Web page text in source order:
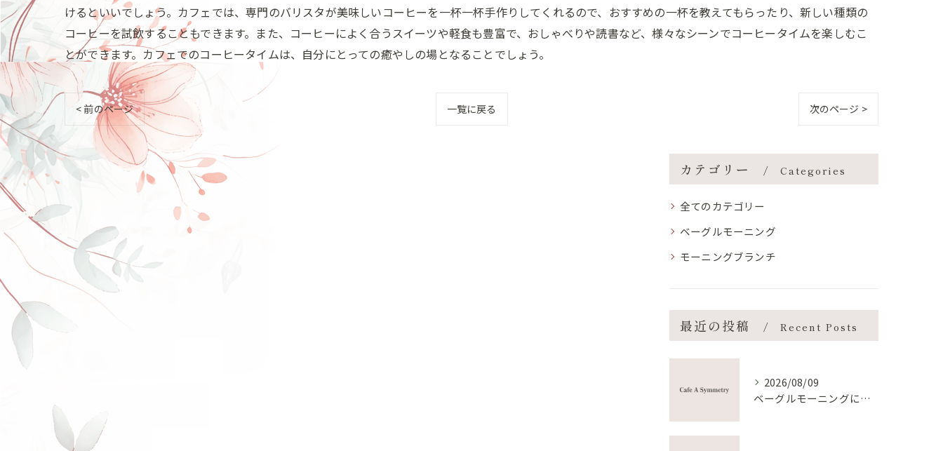
けるといいでしょう。カフェでは、専門のバリスタが美味しいコーヒーを一杯一杯手作りしてくれるので、おすすめの一杯を教えてもらったり、新しい種類の
コーヒーを試飲することもできます。また、コーヒーによく合うスイーツや軽食も豊富で、おしゃべりや読書など、様々なシーンでコーヒータイムを楽しむこ
とができます。カフェでのコーヒータイムは、自分にとっての癒やしの場となることでしょう。
< 前のページ 一覧に戻る 次のページ >
カテゴリー Categories
全てのカテゴリー
ベーグルモーニング
モーニングブランチ
最近の投稿 Recent Posts
2026/08/09
ベーグルモーニングにピーナッツバターを安心して楽しむ栄養と健康ガイド